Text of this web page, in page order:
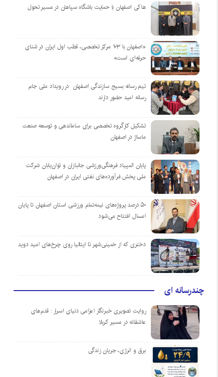
هاکی اصفهان با حمایت باشگاه سپاهان در مسیر تحول
«اصفهان با ۱۰۳ مرکز تخصصی، قطب اول ایران در شنای
حرفه‌ای است»
تیم رسانه بسیج سازندگی اصفهان در رویداد ملی جام
رسانه امید حضور دارند
تشکیل کارگروه تخصصی برای ساماندهی و توسعه صنعت
ماساژ در اصفهان
پایان المپیاد فرهنگی‌ورزشی جانبازان و توان‌یابان شرکت
ملی پخش فرآورده‌های نفتی ایران در اصفهان
۵۰ درصد پروژه‌های نیمه‌تمام ورزشی استان اصفهان تا پایان
امسال افتتاح می‌شود
دختری که از خمینی‌شهر تا ایتالیا روی چرخ‌های امید دوید
چندرسانه ای
روایت تصویری خبرنگار اعزامی دنیای اسرار : قدم‌های
عاشقانه در مسیر کربلا
برق و انرژی، جریان زندگی